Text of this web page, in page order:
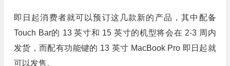
即日起消费者就可以预订这几款新的产品，其中配备
Touch Bar的 13 英寸和 15 英寸的机型将会在 2-3 周内
发货，而配有功能键的 13 英寸 MacBook Pro 即日起就
可以发售。